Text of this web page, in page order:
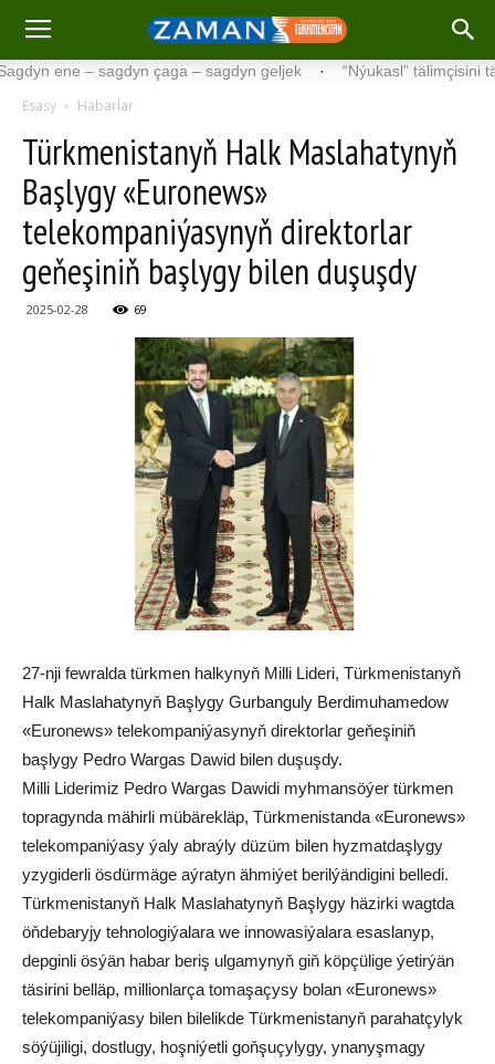
– sagdyn çaga – sagdyn geljek · “Nýukasl” tälimçisini täzeledi
Esasy Habarlar
Türkmenistanyň Halk Maslahatynyň
Başlygy «Euronews»
telekompaniýasynyň direktorlar
geňeşiniň başlygy bilen duşuşdy
2025-02-28 69
27-nji fewralda türkmen halkynyň Milli Lideri, Türkmenistanyň
Halk Maslahatynyň Başlygy Gurbanguly Berdimuhamedow
«Euronews» telekompaniýasynyň direktorlar geňeşiniň
başlygy Pedro Wargas Dawid bilen duşuşdy.
Milli Liderimiz Pedro Wargas Dawidi myhmansöýer türkmen
topragynda mähirli mübärekläp, Türkmenistanda «Euronews»
telekompaniýasy ýaly abraýly düzüm bilen hyzmatdaşlygy
yzygiderli ösdürmäge aýratyn ähmiýet berilýändigini belledi.
Türkmenistanyň Halk Maslahatynyň Başlygy häzirki wagtda
öňdebaryjy tehnologiýalara we innowasiýalara esaslanyp,
depginli ösýän habar beriş ulgamynyň giň köpçülige ýetirýän
täsirini belläp, millionlarça tomaşaçysy bolan «Euronews»
telekompaniýasy bilen bilelikde Türkmenistanyň parahatçylyk
söýüjiligi, dostlugy, hoşniýetli goňşuçylygy, ynanyşmagy